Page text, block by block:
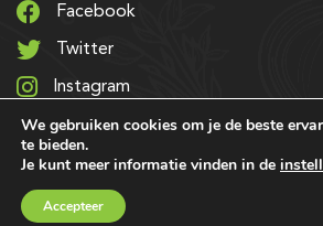
Facebook
Twitter
Instagram
LinkedIn
© 2026 Alle rechten voorbehouden |
We gebruiken cookies om je de beste
te bieden.
Je kunt meer informatie vinden in de
Accepteer